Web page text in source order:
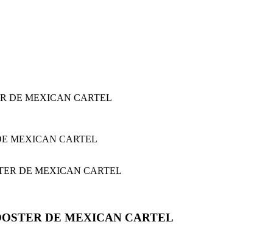
DE MEXICAN CARTEL
DE MEXICAN CARTEL